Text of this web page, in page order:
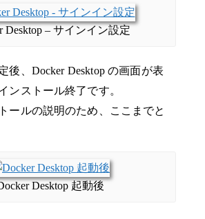
Desktop – サインイン設定
後、Docker Desktop の画面が表
ンストール終了です。
ールの説明のため、ここまでと
Desktop 起動後